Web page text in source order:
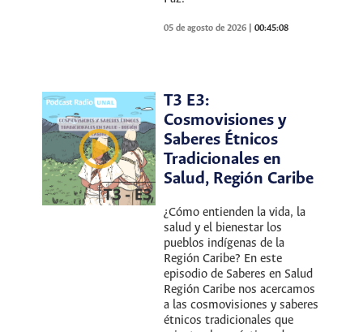
05 de agosto de 2026 |00:45:08
T3 E3:
Cosmovisiones y
Saberes Étnicos
Tradicionales en
Salud, Región Caribe
¿Cómo entienden la vida, la
salud y el bienestar los
pueblos indígenas de la
Región Caribe? En este
episodio de Saberes en Salud
Región Caribe nos acercamos
a las cosmovisiones y saberes
étnicos tradicionales que